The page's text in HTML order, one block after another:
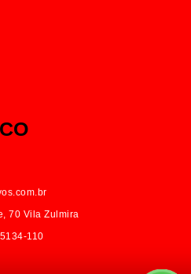
70 Vila Zulmira
110